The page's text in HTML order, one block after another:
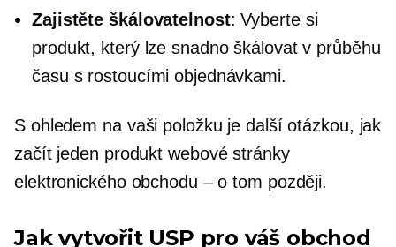
Zajistěte škálovatelnost: Vyberte si
produkt, který lze snadno škálovat v průběhu
času s rostoucími objednávkami.
S ohledem na vaši položku je další otázkou, jak
začít jeden produkt webové stránky
elektronického obchodu – o tom později.
Jak vytvořit USP pro váš obchod